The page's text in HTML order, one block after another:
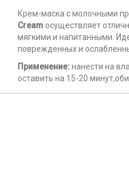
Крем-маска с молочными
Cream осуществляет
мягкими и напитанными.
поврежденных и
Применение: нанести на
оставить на 15-20